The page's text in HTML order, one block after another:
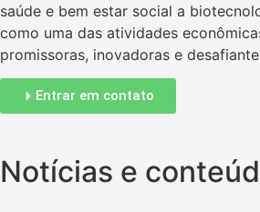
saúde e bem estar social a
como uma das atividades
promissoras, inovadoras e
Entrar em contato
Notícias e